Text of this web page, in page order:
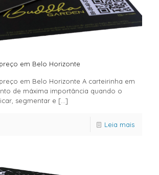
em Belo Horizonte
em Belo Horizonte A carteirinha em
de máxima importância quando o
segmentar e […]
Leia mais